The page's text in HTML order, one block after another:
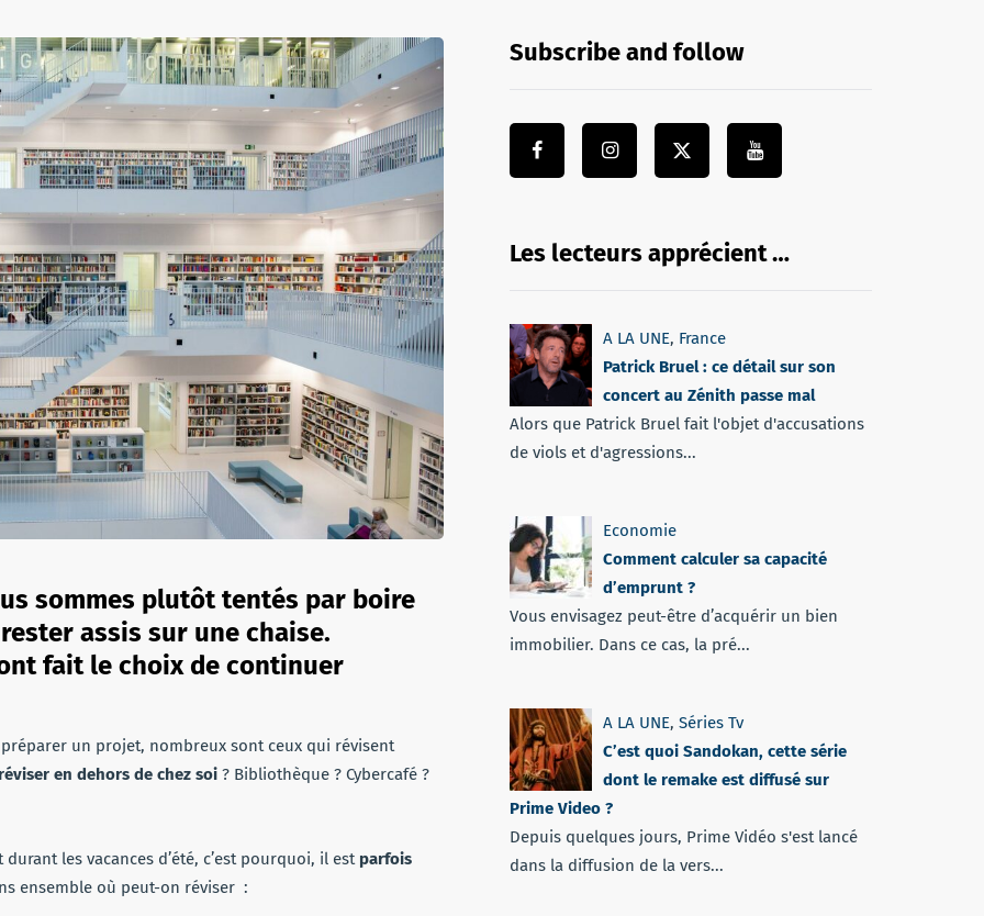
sommes plutôt tentés par boire
assis sur une chaise.
fait le choix de continuer
un projet, nombreux sont ceux qui révisent
en dehors de chez soi ? Bibliothèque ? Cybercafé ?
les vacances d’été, c’est pourquoi, il est parfois
ensemble où peut-on réviser :
Subscribe and follow
Les lecteurs apprécient …
A LA UNE, France
Patrick Bruel : ce détail sur son
concert au Zénith passe mal
Alors que Patrick Bruel fait l'objet d'accusations
de viols et d'agressions...
Economie
Comment calculer sa capacité
d’emprunt ?
Vous envisagez peut-être d’acquérir un bien
immobilier. Dans ce cas, la pré...
A LA UNE, Séries Tv
C’est quoi Sandokan, cette série
dont le remake est diffusé sur
Prime Video ?
Depuis quelques jours, Prime Vidéo s'est lancé
dans la diffusion de la vers...